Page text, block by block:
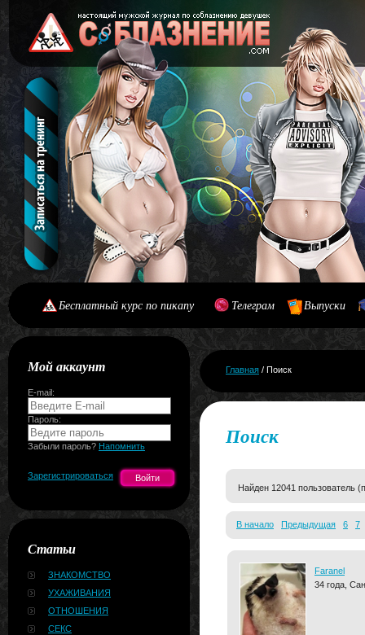
Бесплатный курс по пикапу Телеграм Выпуски
Мой аккаунт
E-mail:
Пароль:
Забыли пароль? Напомнить
Зарегистрироваться
Статьи
ЗНАКОМСТВО
УХАЖИВАНИЯ
ОТНОШЕНИЯ
СЕКС
Главная / Поиск
Поиск
Найден 12041 пользователь
В начало Предыдущая 6 7
Faranel
34 года,